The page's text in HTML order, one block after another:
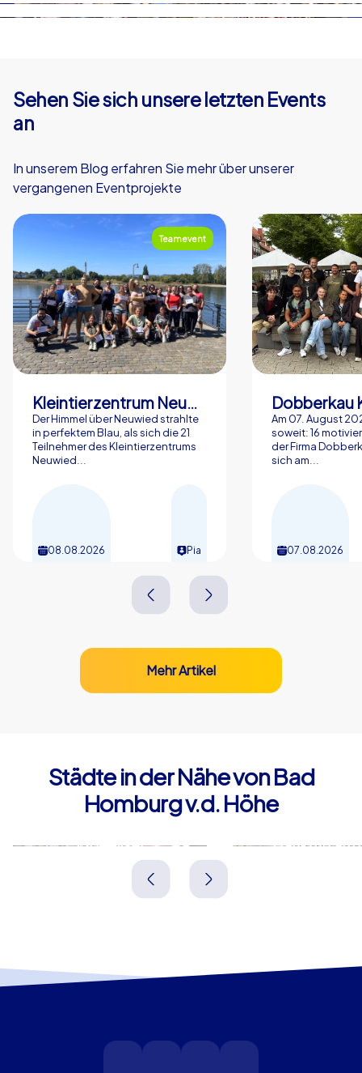
Sehen Sie sich unsere letzten Events
an
In unserem Blog erfahren Sie mehr über unserer
vergangenen Eventprojekte
Teamevent
Kleintierzentrum Neuwied Greve, Ritter GbR
Der Himmel über Neuwied strahlte
in perfektem Blau, als sich die 21
Teilnehmer des Kleintierzentrums
Neuwied...
08.08.2026 Pia
Dobberkau
Am 07. August
soweit: 16
der Firma
sich am...
07.08.2026
Mehr Artikel
Städte in der Nähe von Bad
Homburg v.d. Höhe
Oberursel
Deutschland
Frankfurt am